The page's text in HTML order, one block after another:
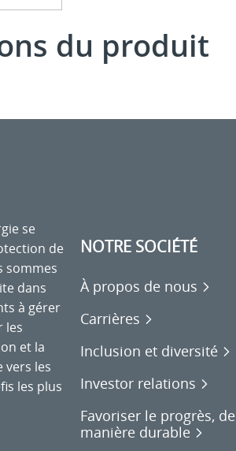
du produit
se
de
sommes
dans
à gérer
les
et la
vers les
les plus
NOTRE SOCIÉTÉ
À propos de nous
Carrières
Inclusion et diversité
Investor relations
Favoriser le progrès, de
manière durable